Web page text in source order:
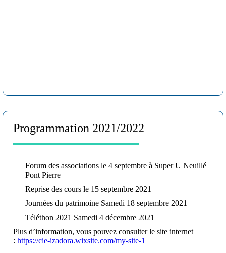
Programmation 2021/2022
Forum des associations le 4 septembre à Super U Neuillé
Pont Pierre
Reprise des cours le 15 septembre 2021
Journées du patrimoine Samedi 18 septembre 2021
Téléthon 2021 Samedi 4 décembre 2021
Plus d’information, vous pouvez consulter le site internet
: https://cie-izadora.wixsite.com/my-site-1